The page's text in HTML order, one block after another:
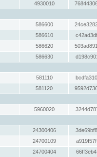
4930010
586600
586610
586620
586630
581110
581120
5960020
24300406
24700109
24700404